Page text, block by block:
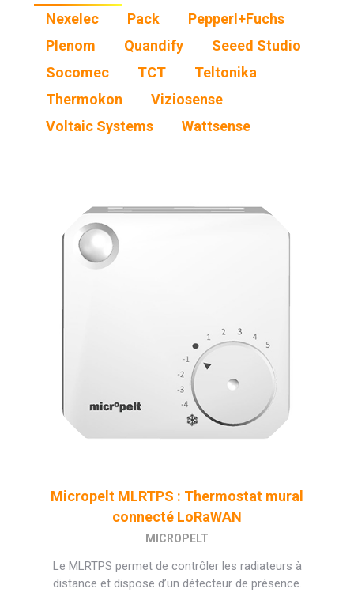
Nexelec
Pack
Pepperl+Fuchs
Plenom
Quandify
Seeed Studio
Socomec
TCT
Teltonika
Thermokon
Viziosense
Voltaic Systems
Wattsense
Micropelt MLRTPS : Thermostat mural
connecté LoRaWAN
MICROPELT
Le MLRTPS permet de contrôler les radiateurs à
distance et dispose d’un détecteur de présence.